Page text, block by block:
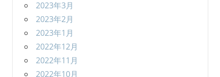
2023年3月
2023年2月
2023年1月
2022年12月
2022年11月
2022年10月